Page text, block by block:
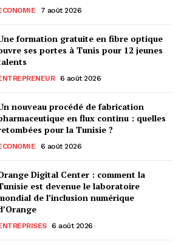
7 août 2026
formation gratuite en fibre optique
ses portes à Tunis pour 12 jeunes
6 août 2026
nouveau procédé de fabrication
en flux continu : quelles
pour la Tunisie ?
6 août 2026
Digital Center : comment la
est devenue le laboratoire
de l’inclusion numérique
6 août 2026